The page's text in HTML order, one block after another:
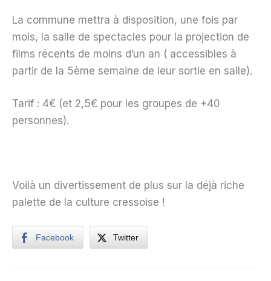
La commune mettra à disposition, une fois par
mois, la salle de spectacles pour la projection de
films récents de moins d’un an ( accessibles à
partir de la 5ème semaine de leur sortie en salle).
Tarif : 4€ (et 2,5€ pour les groupes de +40
personnes).
Voilà un divertissement de plus sur la déjà riche
palette de la culture cressoise !
Facebook Twitter